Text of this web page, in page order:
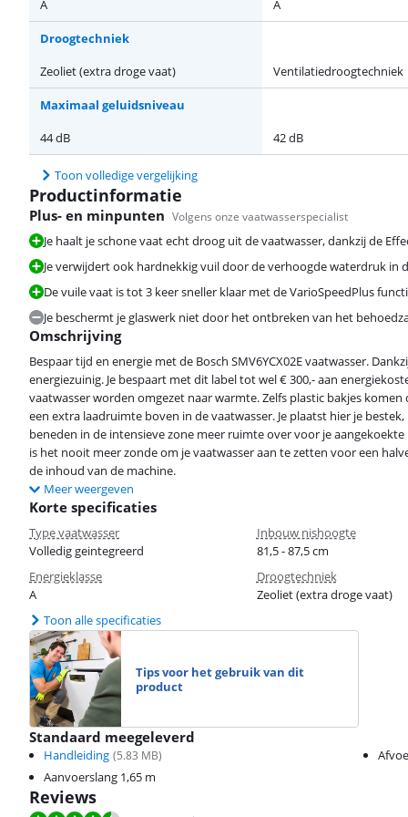
A
A
Droogtechniek
Zeoliet (extra droge vaat)
Ventilatiedroogtechniek
Maximaal geluidsniveau
44 dB
42 dB
Toon volledige vergelijking
Productinformatie
Plus- en minpunten Volgens onze vaatwasserspecialist
Je haalt je schone vaat echt droog uit de vaatwasser, dankzij de
Je verwijdert ook hardnekkig vuil door de verhoogde waterdruk in
De vuile vaat is tot 3 keer sneller klaar met de VarioSpeedPlus
Je beschermt je glaswerk niet door het ontbreken van het
Omschrijving
Bespaar tijd en energie met de Bosch SMV6YCX02E vaatwasser.
energiezuinig. Je bespaart met dit label tot wel € 300,- aan
vaatwasser worden omgezet naar warmte. Zelfs plastic bakjes
een extra laadruimte boven in de vaatwasser. Je plaatst hier je
beneden in de intensieve zone meer ruimte over voor je
is het nooit meer zonde om je vaatwasser aan te zetten voor een
de inhoud van de machine.
Meer weergeven
Korte specificaties
Type vaatwasser
Volledig geintegreerd
Inbouw nishoogte
81,5 - 87,5 cm
Energieklasse
A
Droogtechniek
Zeoliet (extra droge vaat)
Toon alle specificaties
Tips voor het gebruik van dit
product
Standaard meegeleverd
Handleiding (5.83 MB)
Aanvoerslang 1,65 m
Reviews